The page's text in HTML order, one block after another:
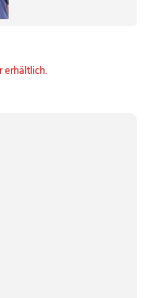
erhältlich.